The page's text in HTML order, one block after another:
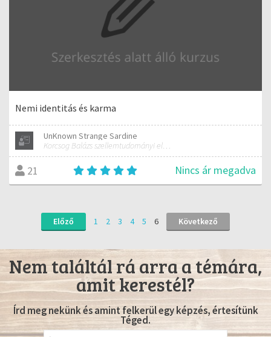
Nemi identitás és karma
UnKnown Strange Sardine
Korcsog Balázs szellemtudományi előadásai (Rudolf Steiner antropozófiája alapján)
21 Nincs ár megadva
Előző 1 2 3 4 5 6 Következő
Nem találtál rá arra a témára,
amit kerestél?
Írd meg nekünk és amint felkerül egy képzés, értesítünk
Téged.